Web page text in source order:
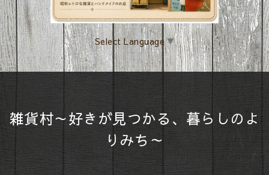
Select Language▼
雑貨村～好きが見つかる、暮らしのよ
りみち～